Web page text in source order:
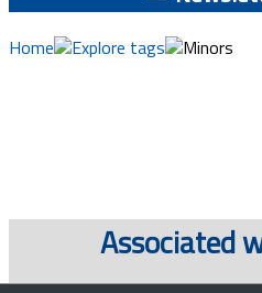
Events
Documents
Home Explore tags Minors
Associated